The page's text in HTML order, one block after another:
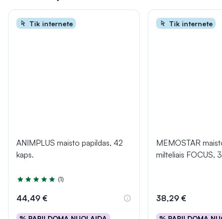
Tik internete
ANIMPLUS maisto papildas, 42
kaps.
Įvertinimas 5.0 iš 5
(1)
44,49 €
Tik internete
MEMOSTAR
milteliais FOCUS,
38,29 €